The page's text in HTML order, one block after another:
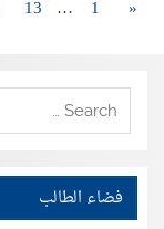
«
1
…
13
فضاء الطالب